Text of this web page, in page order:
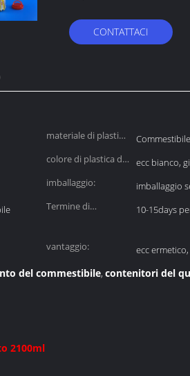
CONTATTACI
materiale di plastica
colore di plastica del
ecc bianco,
imballaggio:
imballaggio
Termine di
10-15days
vantaggio:
ecc
del commestibile, contenitori del
2100ml